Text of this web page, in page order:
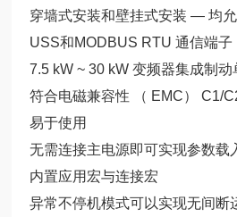
穿墙式安装和壁挂式安装 — 均
USS和MODBUS RTU 通信端子
7.5 kW ~ 30 kW 变频器集成制动
符合电磁兼容性 （ EMC） C1/
易于使用
无需连接主电源即可实现参数载
内置应用宏与连接宏
异常不停机模式可以实现无间断